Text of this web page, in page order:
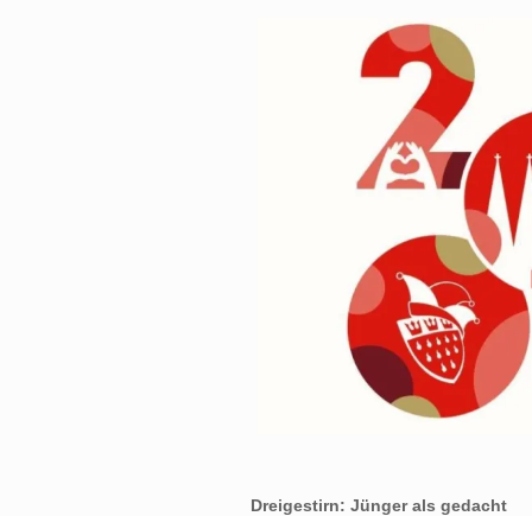
Dreigestirn: Jünger als gedacht